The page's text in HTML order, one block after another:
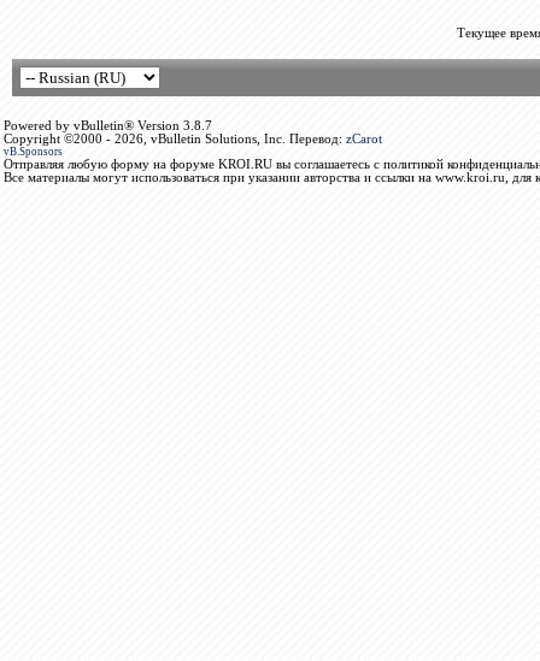
Текущее
Powered by vBulletin® Version 3.8.7
Copyright ©2000 - 2026, vBulletin Solutions, Inc. Перевод: zCarot
vB.Sponsors
Отправляя любую форму на форуме KROI.RU вы соглашаетесь с политикой
Все материалы могут использоваться при указании авторства и ссылки на www.kroi.ru, для